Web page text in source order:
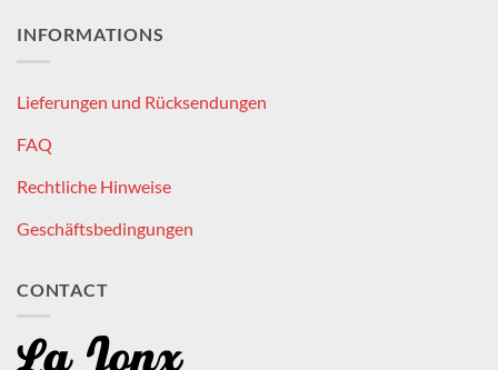
INFORMATIONS
Lieferungen und Rücksendungen
FAQ
Rechtliche Hinweise
Geschäftsbedingungen
CONTACT